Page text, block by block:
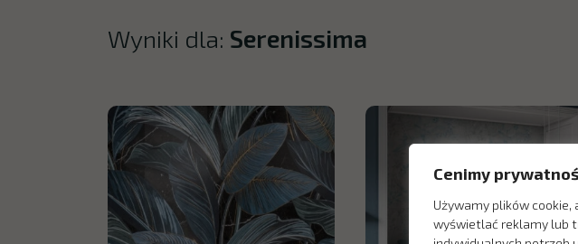
Cenimy
Używamy plików cookie,
wyświetlać reklamy lub
Wyniki dla: Serenissima